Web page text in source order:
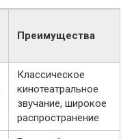
Преимущества
Классическое
кинотеатральное
звучание, широкое
распространение